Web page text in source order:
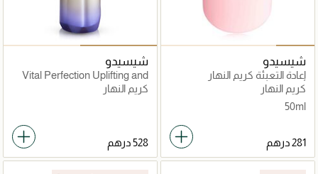
شيسيدو
إعادة التعبئة كريم النهار
اسينشال انرجي مع عامل حماية
20 50مل
كريم النهار
50ml
شيسيدو
Vital Perfection Uplifting and
Firming Day Emulsion
كريم النهار